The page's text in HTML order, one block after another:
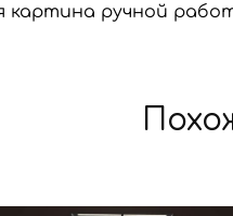
картина ручной